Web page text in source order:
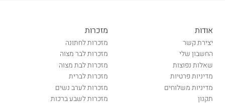
אודות
יצירת קשר
החשבון שלי
שאלות נפוצות
מדיניות פרטיות
מדיניות משלוחים
תקנון
מזכרות
מזכרות לחתונה
מזכרות לבר מצוה
מזכרות לבת מצוה
מזכרות לברית
מזכרות לערב נשים
מזכרות לשבע ברכות